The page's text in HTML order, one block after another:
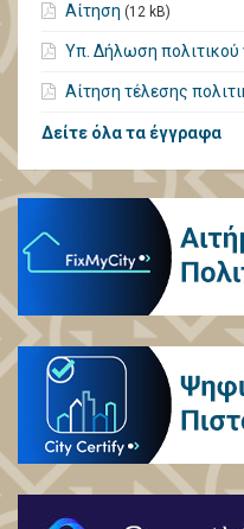
Αίτηση (12 kB)
Υπ. Δήλωση πολιτικού
Αίτηση τέλεσης
Δείτε όλα τα έγγραφα